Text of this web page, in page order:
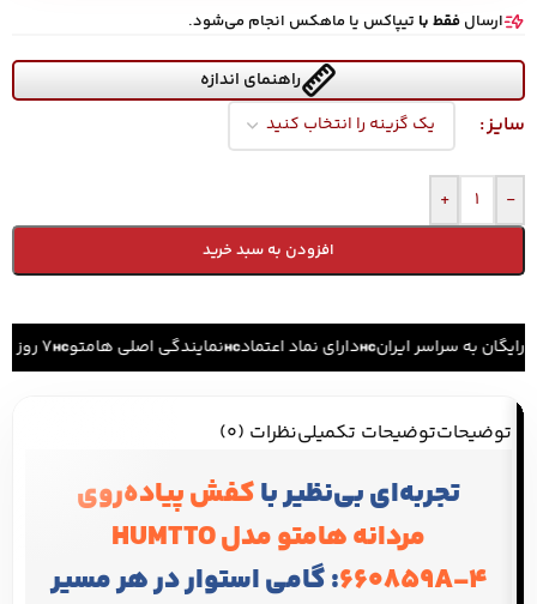
ارسال فقط با تیپاکس یا ماهکس انجام می‌شود.
راهنمای اندازه
سایز
-
+
افزودن به سبد خرید
به سراسر ایران دارای نماد اعتماد نمایندگی اصلی هامتو ۷ روز ضمانت بازگشت کالا
توضیحاتتوضیحات تکمیلینظرات (0)
تجربه‌ای بی‌نظیر باکفش پیاده‌روی
مردانه هامتو مدل HUMTTO
660859A-4: گامی استوار در هر مسیر